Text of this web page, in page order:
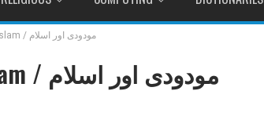
Mododi Aur Islam / مودودی اور اسلام
Mododi Aur Islam / مودودی اور اسلام